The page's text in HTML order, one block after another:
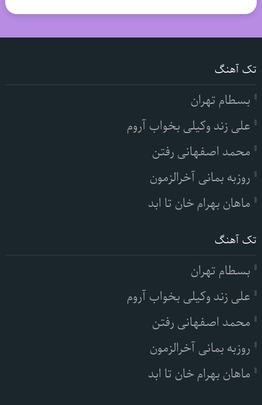
تک آهنگ
بسطام تهران
علی زند وکیلی بخواب آروم
محمد اصفهانی رفتن
روزبه بمانی آخرالزمون
ماهان بهرام خان تا ابد
تک آهنگ
بسطام تهران
علی زند وکیلی بخواب آروم
محمد اصفهانی رفتن
روزبه بمانی آخرالزمون
ماهان بهرام خان تا ابد